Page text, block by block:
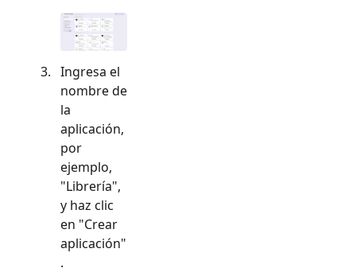
Ingresa el
nombre de
la
aplicación,
por
ejemplo,
"Librería",
y haz clic
en "Crear
aplicación"
.